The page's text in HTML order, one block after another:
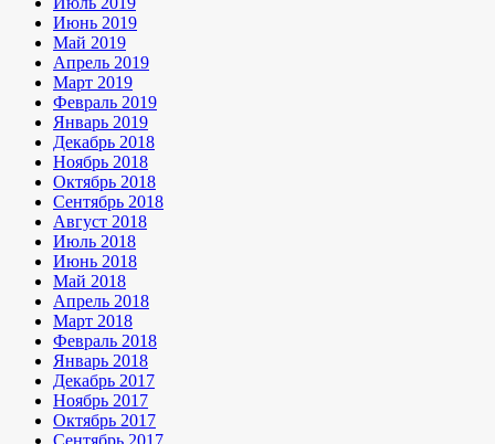
Июнь 2019
Май 2019
Апрель 2019
Март 2019
Февраль 2019
Январь 2019
Декабрь 2018
Ноябрь 2018
Октябрь 2018
Сентябрь 2018
Август 2018
Июль 2018
Июнь 2018
Май 2018
Апрель 2018
Март 2018
Февраль 2018
Январь 2018
Декабрь 2017
Ноябрь 2017
Октябрь 2017